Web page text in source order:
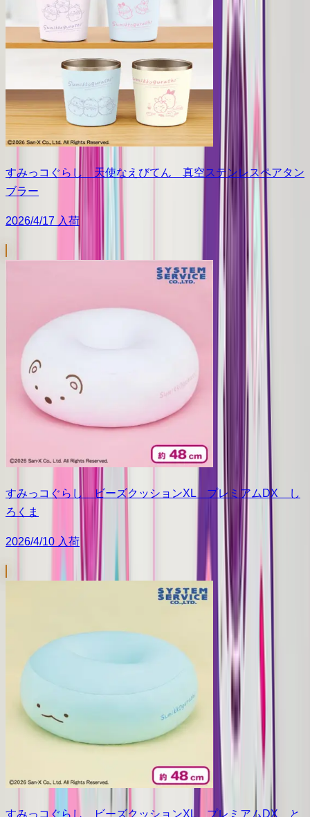
すみっコぐらし 天使なえびてん 真空ステンレスペアタン
ブラー
2026/4/17 入荷
すみっコぐらし ビーズクッションXL プレミアムDX し
ろくま
2026/4/10 入荷
すみっコぐらし ビーズクッションXL プレミアムDX と